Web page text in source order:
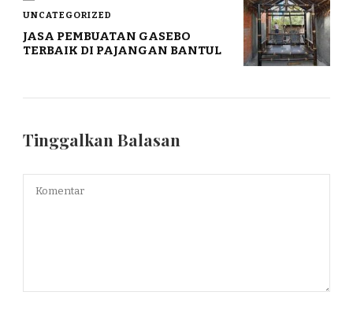
UNCATEGORIZED
JASA PEMBUATAN GASEBO
TERBAIK DI PAJANGAN BANTUL
Tinggalkan Balasan